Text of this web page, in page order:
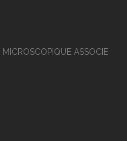
ASSOCIE